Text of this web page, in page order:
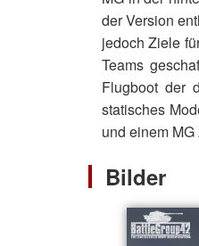
der Version
jedoch Ziele
Teams
Flugboot der
statisches
und einem
Bilder